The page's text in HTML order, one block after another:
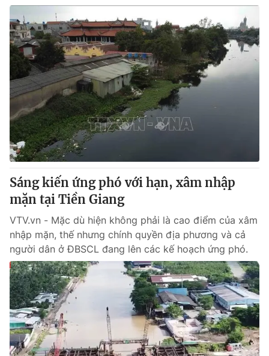
Sáng kiến ứng phó với hạn, xâm nhập
mặn tại Tiền Giang
VTV.vn - Mặc dù hiện không phải là cao điểm của xâm
nhập mặn, thế nhưng chính quyền địa phương và cả
người dân ở ĐBSCL đang lên các kế hoạch ứng phó.